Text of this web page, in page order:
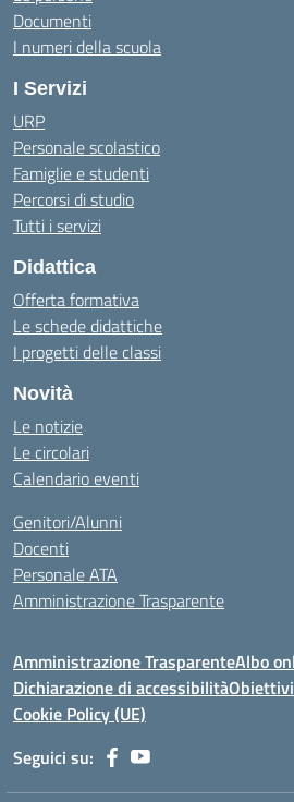
Documenti
I numeri della scuola
I Servizi
URP
Personale scolastico
Famiglie e studenti
Percorsi di studio
Tutti i servizi
Didattica
Offerta formativa
Le schede didattiche
I progetti delle classi
Novità
Le notizie
Le circolari
Calendario eventi
Genitori/Alunni
Docenti
Personale ATA
Amministrazione Trasparente
Amministrazione TrasparenteAlbo
Dichiarazione di accessibilità
Cookie Policy (UE)
Seguici su: